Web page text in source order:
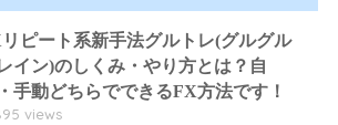
ピート系新手法グルトレ(グルグル
イン)のしくみ・やり方とは？自
手動どちらでできるFX方法です！
views